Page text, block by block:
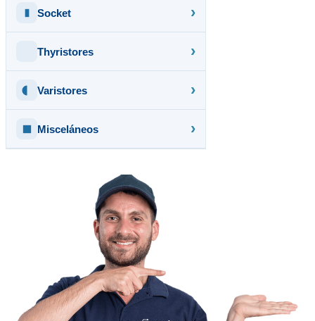
Socket
Thyristores
Varistores
Misceláneos